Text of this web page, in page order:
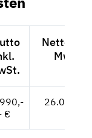
Netto
MwSt.
€
26.042,--